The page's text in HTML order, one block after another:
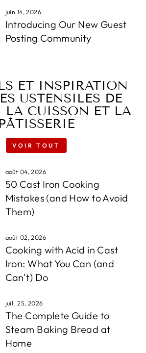
juin 14, 2026
Introducing Our New Guest
Posting Community
ET INSPIRATION
USTENSILES DE
LA CUISSON ET LA
PÂTISSERIE
VOIR TOUT
août 04, 2026
50 Cast Iron Cooking
Mistakes (and How to Avoid
Them)
août 02, 2026
Cooking with Acid in Cast
Iron: What You Can (and
Can't) Do
juil. 25, 2026
The Complete Guide to
Steam Baking Bread at
Home